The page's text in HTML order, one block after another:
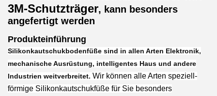
3M-Schutzträger, kann besonders
angefertigt werden
Produkteinführung
Silikonkautschukbodenfüße sind in allen Arten Elektronik,
mechanische Ausrüstung, intelligentes Haus und andere
Industrien weitverbreitet. Wir können alle Arten speziell-
förmige Silikonkautschukfüße für Sie besonders